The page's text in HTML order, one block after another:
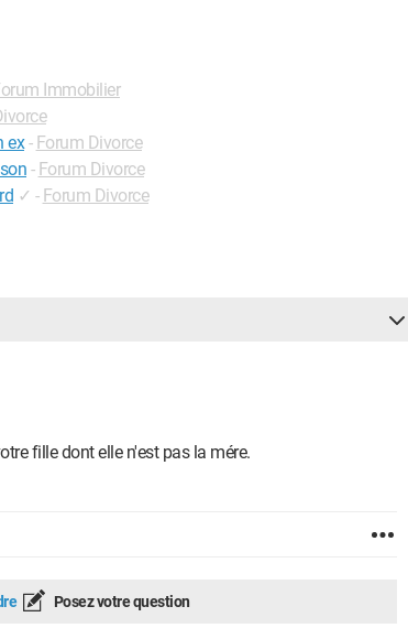
Immobilier
ex - Forum Divorce
- Forum Divorce
✓ - Forum Divorce
fille dont elle n'est pas la mére.
Posez votre question